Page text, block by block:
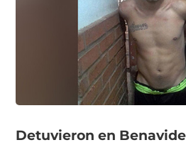
Detuvieron en